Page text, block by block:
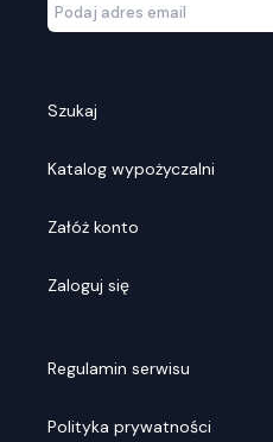
Szukaj
Katalog wypożyczalni
Załóż konto
Zaloguj się
Regulamin serwisu
Polityka prywatności